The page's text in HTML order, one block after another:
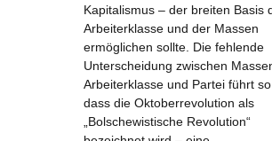
Kapitalismus – der breiten Basis
Arbeiterklasse und der Massen
ermöglichen sollte. Die fehlende
Unterscheidung zwischen
Arbeiterklasse und Partei führt so
dass die Oktoberrevolution als
„Bolschewistische Revolution“